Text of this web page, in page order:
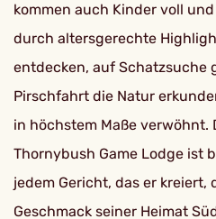
kommen auch Kinder voll
durch altersgerechte
entdecken, auf Schatzsuche
Pirschfahrt die Natur
in höchstem Maße verwöhnt.
Thornybush Game Lodge ist
jedem Gericht, das er
Geschmack seiner Heimat